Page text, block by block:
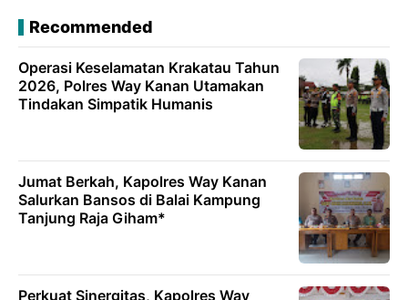
Recommended
Operasi Keselamatan Krakatau Tahun
2026, Polres Way Kanan Utamakan
Tindakan Simpatik Humanis
Jumat Berkah, Kapolres Way Kanan
Salurkan Bansos di Balai Kampung
Tanjung Raja Giham*
Perkuat Sinergitas, Kapolres Way